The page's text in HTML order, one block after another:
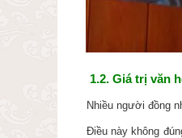
1.2. Giá trị văn
Nhiều người đồng
Điều này không